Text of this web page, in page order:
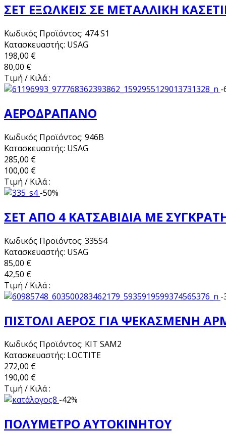
ΣΕΤ ΕΞΩΛΚΕΙΣ ΣΕ ΜΕΤΑΛΛΙΚΗ
Κωδικός Προϊόντος: 474 S1
Κατασκευαστής: USAG
198,00 €
80,00 €
Τιμή / Κιλά :
-
ΑΕΡΟΔΡΑΠΑΝΟ
Κωδικός Προϊόντος: 946Β
Κατασκευαστής: USAG
285,00 €
100,00 €
Τιμή / Κιλά :
-50%
ΣΕΤ ΑΠΟ 4 ΚΑΤΣΑΒΙΔΙΑ ΜΕ
Κωδικός Προϊόντος: 335S4
Κατασκευαστής: USAG
85,00 €
42,50 €
Τιμή / Κιλά :
-
ΠΙΣΤΟΛΙ ΑΕΡΟΣ ΓΙΑ ΨΕΚΑΣΜΕΝΗ
Κωδικός Προϊόντος: KIT SAM2
Κατασκευαστής: LOCTITE
272,00 €
190,00 €
Τιμή / Κιλά :
-42%
ΠΟΛΥΜΕΤΡΟ ΑΥΤΟΚΙΝΗΤΟΥ